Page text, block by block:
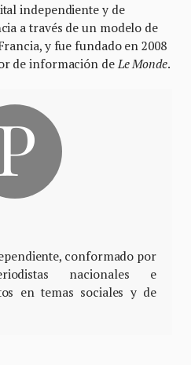
independiente y de
a través de un modelo de
y fue fundado en 2008
de información de Le Monde.
conformado por
nacionales e
en temas sociales y de